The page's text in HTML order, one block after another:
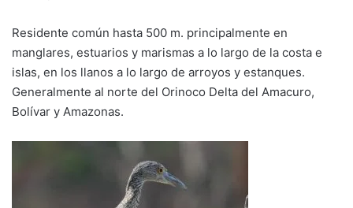
Residente común hasta 500 m. principalmente en
manglares, estuarios y marismas a lo largo de la costa e
islas, en los llanos a lo largo de arroyos y estanques.
Generalmente al norte del Orinoco Delta del Amacuro,
Bolívar y Amazonas.